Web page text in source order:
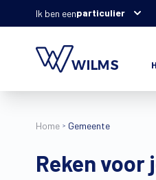
Ik ben eenparticulier
Home Gemeente
Reken voor